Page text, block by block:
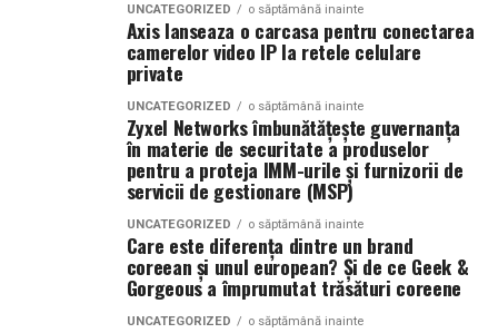
pe teren accidentat
Configurația conectică a fost dimensionată conform cerințelor
beneficiarului. La cerere, modelul poate fi extins cu prize
suplimentare, sisteme de iluminat exterior, monitorizare la
distanță și conectivitate GSM.
Gama completă: de la 3 metri la 12 metri
lungime container
Modelul livrat către beneficiar reprezintă varianta de intrare a
UNCATEGORIZED o săptămână inainte
Axis lanseaza o carcasa pentru conectarea
camerelor video IP la retele celulare
private
UNCATEGORIZED o săptămână inainte
Zyxel Networks îmbunătățește guvernanța
în materie de securitate a produselor
pentru a proteja IMM-urile și furnizorii de
servicii de gestionare (MSP)
UNCATEGORIZED o săptămână inainte
Care este diferența dintre un brand
coreean și unul european? Și de ce Geek &
Gorgeous a împrumutat trăsături coreene
UNCATEGORIZED o săptămână inainte